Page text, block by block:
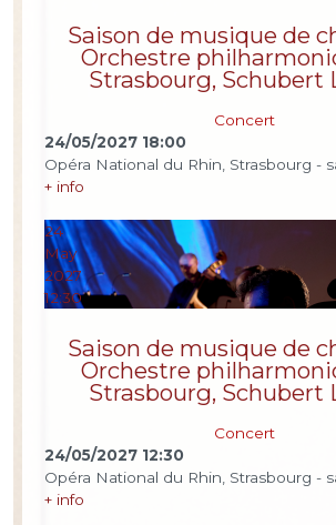
Saison de musique de
Orchestre
Strasbourg, Schubert
Concert
24/05/2027 18:00
Opéra National du Rhin, Strasbourg -
+ info
24
May
2027
12:30
Saison de musique de
Orchestre
Strasbourg, Schubert
Concert
24/05/2027 12:30
Opéra National du Rhin, Strasbourg -
+ info